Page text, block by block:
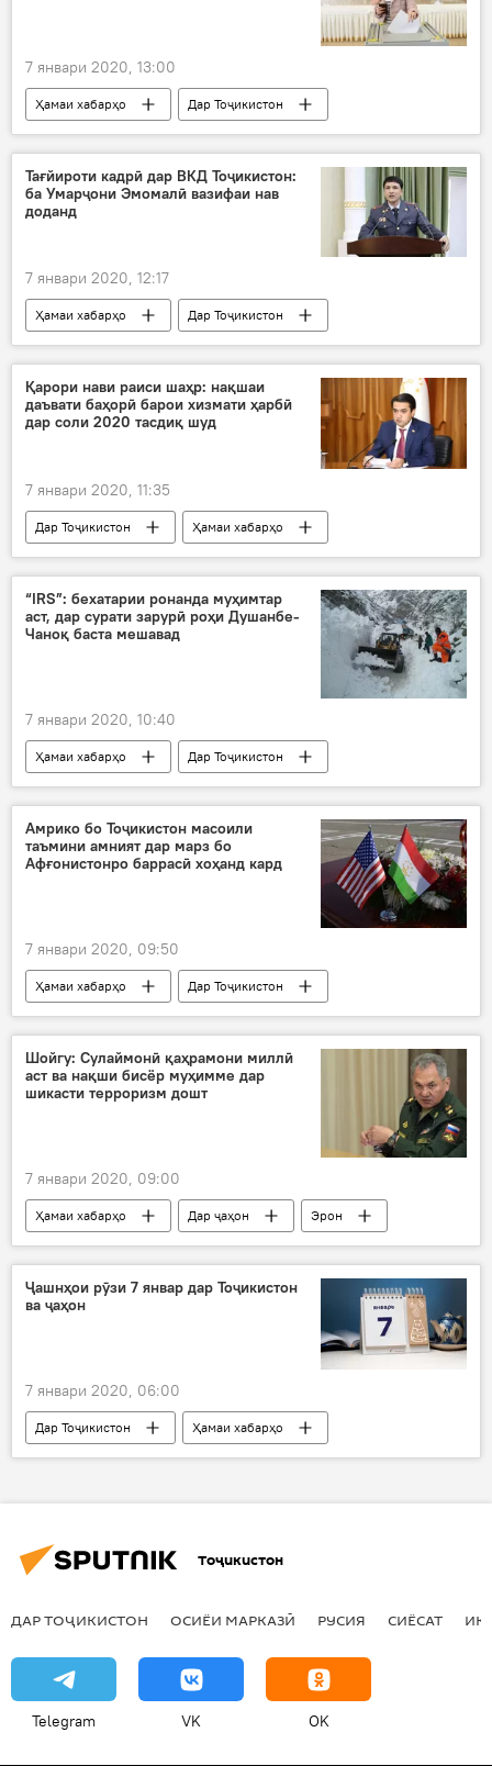
7 январи 2020, 13:00
Ҳамаи хабарҳо
Дар Тоҷикистон
номзадӣ
вакил
ҳавзаҳо
пешбарӣ
номзади ҲХДТ
ҲХДТ
Маҷлиси намояндагон
Хуҷанд
Тағйироти кадрӣ дар ВКД Тоҷикистон:
ба Умарҷони Эмомалӣ вазифаи нав
доданд
7 январи 2020, 12:17
Ҳамаи хабарҳо
Дар Тоҷикистон
Рамазон
Рамазон Раҳимзода
Вазорати корҳои дохила
таъйин
Умарҷон Эмомалӣ
дастгоҳ
муовин
Қарори нави раиси шаҳр: нақшаи
даъвати баҳорӣ барои хизмати ҳарбӣ
дар соли 2020 тасдиқ шуд
7 январи 2020, 11:35
Дар Тоҷикистон
Ҳамаи хабарҳо
раиси шаҳр
қарор
хизмати ҳарбӣ
соли 2020
“IRS”: бехатарии ронанда муҳимтар
аст, дар сурати зарурӣ роҳи Душанбе-
Чаноқ баста мешавад
7 январи 2020, 10:40
Ҳамаи хабарҳо
Дар Тоҷикистон
ширкати IRS
тарма
муҳим
роҳ
баста Душанбе
Амрико бо Тоҷикистон масоили
таъмини амният дар марз бо
Афғонистонро баррасӣ хоҳанд кард
7 январи 2020, 09:50
Ҳамаи хабарҳо
Дар Тоҷикистон
Амният ва мудофиа
Афғонистон
Амрико
Душанбе
Шойгу: Сулаймонӣ қаҳрамони миллӣ
аст ва нақши бисёр муҳимме дар
шикасти терроризм дошт
7 январи 2020, 09:00
Ҳамаи хабарҳо Дар ҷаҳон
Эрон
терроризм
муҳим
Қосим Сулаймонӣ
қаҳрамон
Дар Русия
Ҷашнҳои рӯзи 7 январ дар Тоҷикистон
ва ҷаҳон
7 январи 2020, 06:00
Дар Тоҷикистон
Ҳамаи хабарҳо
ҷашн
Дар ҷаҳон
Тоҷикистон
ДАР ТОҶИКИСТОН ОСИЁИ МАРКАЗӢ РУСИЯ СИЁСАТ
Telegram VK OK